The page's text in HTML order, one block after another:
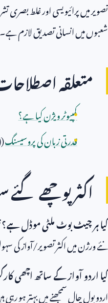
تصویر میں پرائیویسی اور غلط بصری
شعبوں میں انسانی تصدیق لازم ہے۔
متعلقہ
کمپیوٹر ویژن کیا ہے؟
قدرتی زبان کی پروسیسنگ(
اکثر پوچھے
کیا ہر چیٹ بوٹ ملٹی موڈل ہے؟
نئے ورژن میں اکثر تصویر/آواز کی
کیا اردو آواز کے ساتھ اچھی
اردو بول چال سمجھنے میں بہتر ہو رہی